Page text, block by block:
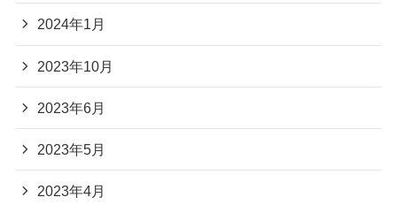
2024年1月
2023年10月
2023年6月
2023年5月
2023年4月